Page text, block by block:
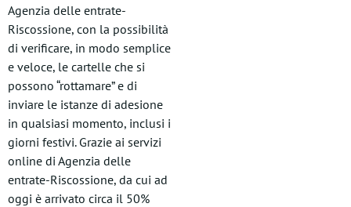
Agenzia delle entrate-
Riscossione, con la possibilità
di verificare, in modo semplice
e veloce, le cartelle che si
possono “rottamare” e di
inviare le istanze di adesione
in qualsiasi momento, inclusi i
giorni festivi. Grazie ai servizi
online di Agenzia delle
entrate-Riscossione, da cui ad
oggi è arrivato circa il 50%